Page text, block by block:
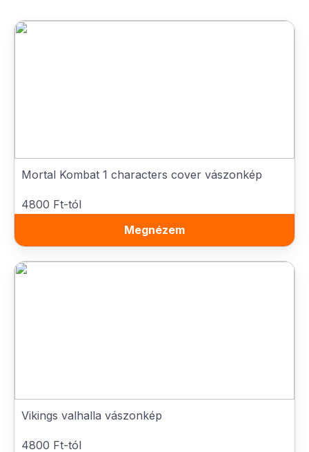
Mortal Kombat 1 characters cover vászonkép
4800 Ft-tól
Megnézem
Vikings valhalla vászonkép
4800 Ft-tól